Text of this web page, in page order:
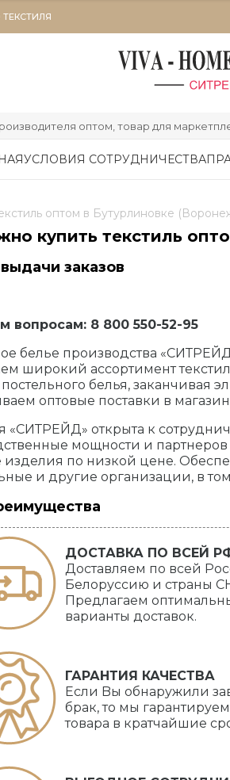
оптом, товар для
УСЛОВИЯ СОТРУДНИЧЕСТВА
оптом в Бутурлиновке
купить текстиль
заказов
вопросам: 8 800 550-52-95
белье производства
широкий ассортимент
белья, заканчивая
оптовые поставки в
«СИТРЕЙД» открыта к
мощности и
по низкой цене.
и другие организации, в
ДОСТАВКА ПО ВСЕЙ
Доставляем по всей
Белоруссию и страны
Предлагаем
варианты доставок.
ГАРАНТИЯ КАЧЕСТВА
Если Bы обнаружили
брак, то мы
товара в кратчайшие